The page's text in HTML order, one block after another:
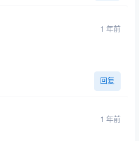
1 年前
回复
1 年前